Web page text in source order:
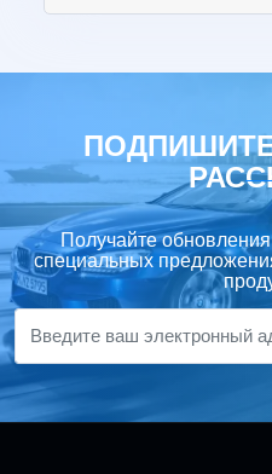
Получайте
специальных